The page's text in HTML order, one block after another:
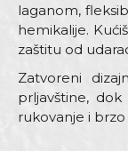
laganom,
hemikalije.
zaštitu od
Zatvoreni
prljavštine,
rukovanje i